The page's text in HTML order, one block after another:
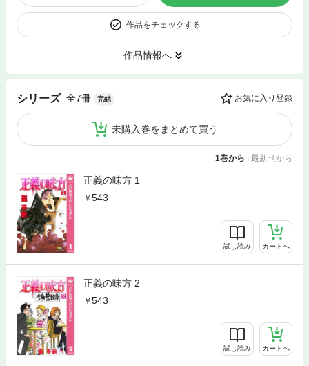
作品をチェックする
作品情報へ
シリーズ 全7冊 完結 お気に入り登録
未購入巻をまとめて買う
1巻から 最新刊から
正義の味方 1
543
試し読み カートへ
正義の味方 2
543
試し読み カートへ